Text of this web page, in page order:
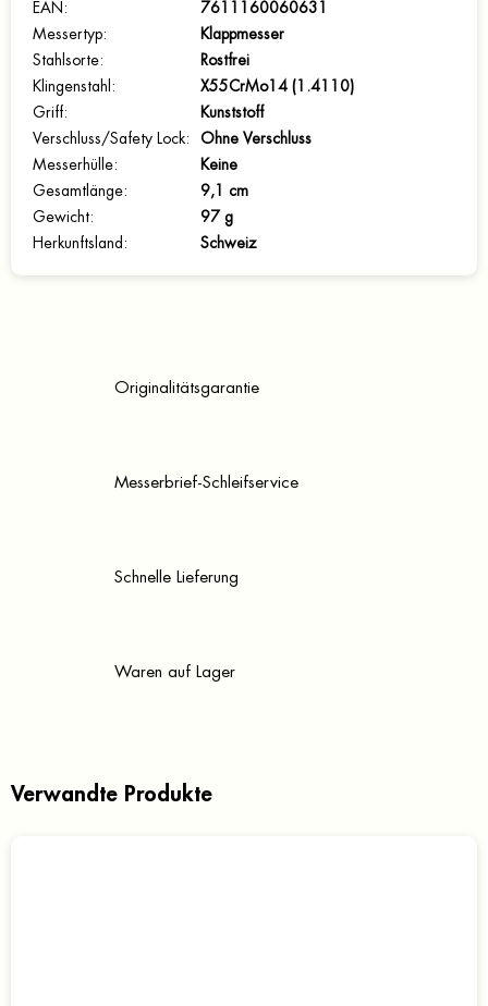
EAN :
7611160060631
Messertyp:
Klappmesser
Stahlsorte:
Rostfrei
Klingenstahl :
X55CrMo14 (1.4110)
Griff:
Kunststoff
Verschluss/Safety Lock:
Ohne Verschluss
Messerhülle:
Keine
Gesamtlänge:
9,1 cm
Gewicht:
97 g
Herkunftsland : Schweiz
Originalitätsgarantie
Messerbrief-Schleifservice
Schnelle Lieferung
Waren auf Lager
Verwandte Produkte